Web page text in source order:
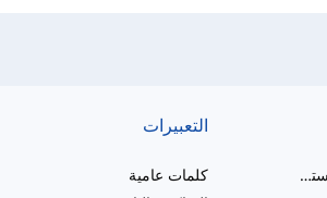
مستند إلى المستوى
التعبيرات
كلمات عامية